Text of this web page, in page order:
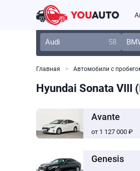
Audi 58
Главная Автомобили с
Hyundai Sonata VIII
Avante
от 1 127 000 ₽
Genesis